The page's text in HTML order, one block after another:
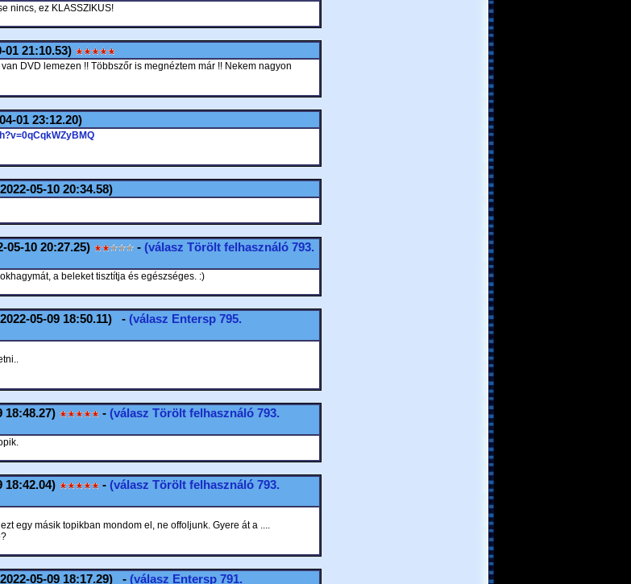
nincs, ez KLASSZIKUS!
01 21:10.53)
DVD lemezen !! Többszőr is megnéztem már !! Nekem nagyon
01 23:12.20)
05-10 20:34.58)
05-10 20:27.25) - (válasz Törölt felhasználó793.
a beleket tisztítja és egészséges. :)
05-09 18:50.11) - (válasz Entersp795.
18:48.27) - (válasz Törölt felhasználó793.
18:42.04) - (válasz Törölt felhasználó793.
egy másik topikban mondom el, ne offoljunk. Gyere át a ....
05-09 18:17.29) - (válasz Entersp791.